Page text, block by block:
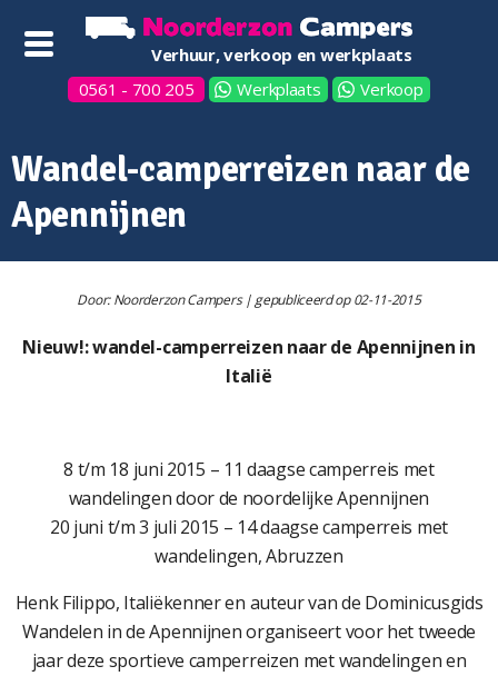
Verhuur, verkoop en werkplaats
0561 - 700 205
Werkplaats Verkoop
Wandel-camperreizen naar de
Apennijnen
Door: Noorderzon Campers | gepubliceerd op 02-11-2015
Nieuw!: wandel-camperreizen naar de Apennijnen in
Italië
8 t/m 18 juni 2015 – 11 daagse camperreis met
wandelingen door de noordelijke Apennijnen
20 juni t/m 3 juli 2015 – 14 daagse camperreis met
wandelingen, Abruzzen
Henk Filippo, Italiëkenner en auteur van de Dominicusgids
Wandelen in de Apennijnen organiseert voor het tweede
jaar deze sportieve camperreizen met wandelingen en